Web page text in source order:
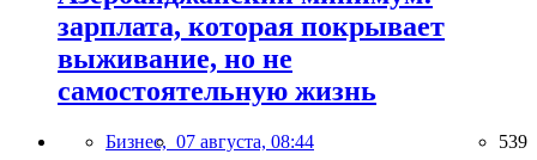
зарплата, которая покрывает
выживание, но не
самостоятельную жизнь
Бизнес, 07 августа, 08:44 539